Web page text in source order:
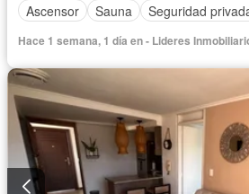
Ascensor
Sauna Seguridad
Hace 1 semana, 1 día en - Lideres